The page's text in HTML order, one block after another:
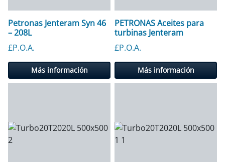
Petronas Jenteram Syn 46
– 208L
£P.O.A.
Más información
PETRONAS Aceites para
turbinas Jenteram
£P.O.A.
Más información